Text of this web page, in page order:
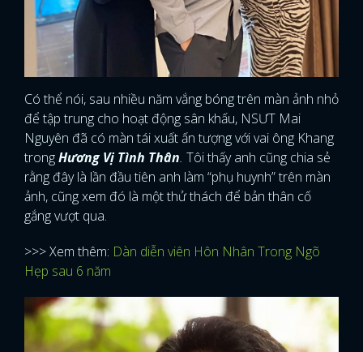
Có thể nói, sau nhiều năm vắng bóng trên màn ảnh nhỏ
để tập trung cho hoạt động sân khấu, NSƯT Mai
Nguyên đã có màn tái xuất ấn tượng với vai ông Khang
trongHương Vị Tình Thân. Tôi thấy anh cũng chia sẻ
rằng đây là lần đầu tiên anh làm “phụ huynh” trên màn
ảnh, cũng xem đó là một thử thách để bản thân cố
gắng vượt qua.
>>> Xem thêm: Dàn diễn viên Hôn Nhân Trong Ngõ
Hẹp sau 6 năm